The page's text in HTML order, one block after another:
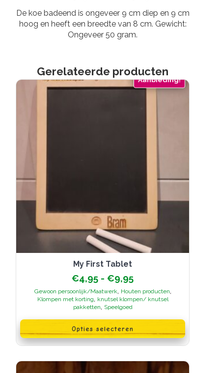
De koe badeend is ongeveer 9 cm diep en 9 cm
hoog en heeft een breedte van 8 cm. Gewicht:
Ongeveer 50 gram.
Gerelateerde producten
Aanbieding!
My First Tablet
€4,95 - €9,95Prijsklasse:
€4,95
tot
€9,95
Gewoon persoonlijk/Maatwerk, Houten producten,
Klompen met korting, knutsel klompen/ knutsel
pakketten, Speelgoed
Opties selecteren
product
heeft
meerdere
variaties.
optie